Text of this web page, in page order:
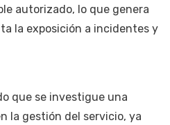
autorizado, lo que genera
la exposición a incidentes y
que se investigue una
la gestión del servicio, ya